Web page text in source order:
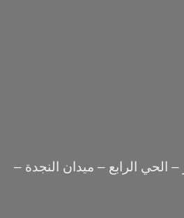
الحي الرابع – ميدان النجدة –